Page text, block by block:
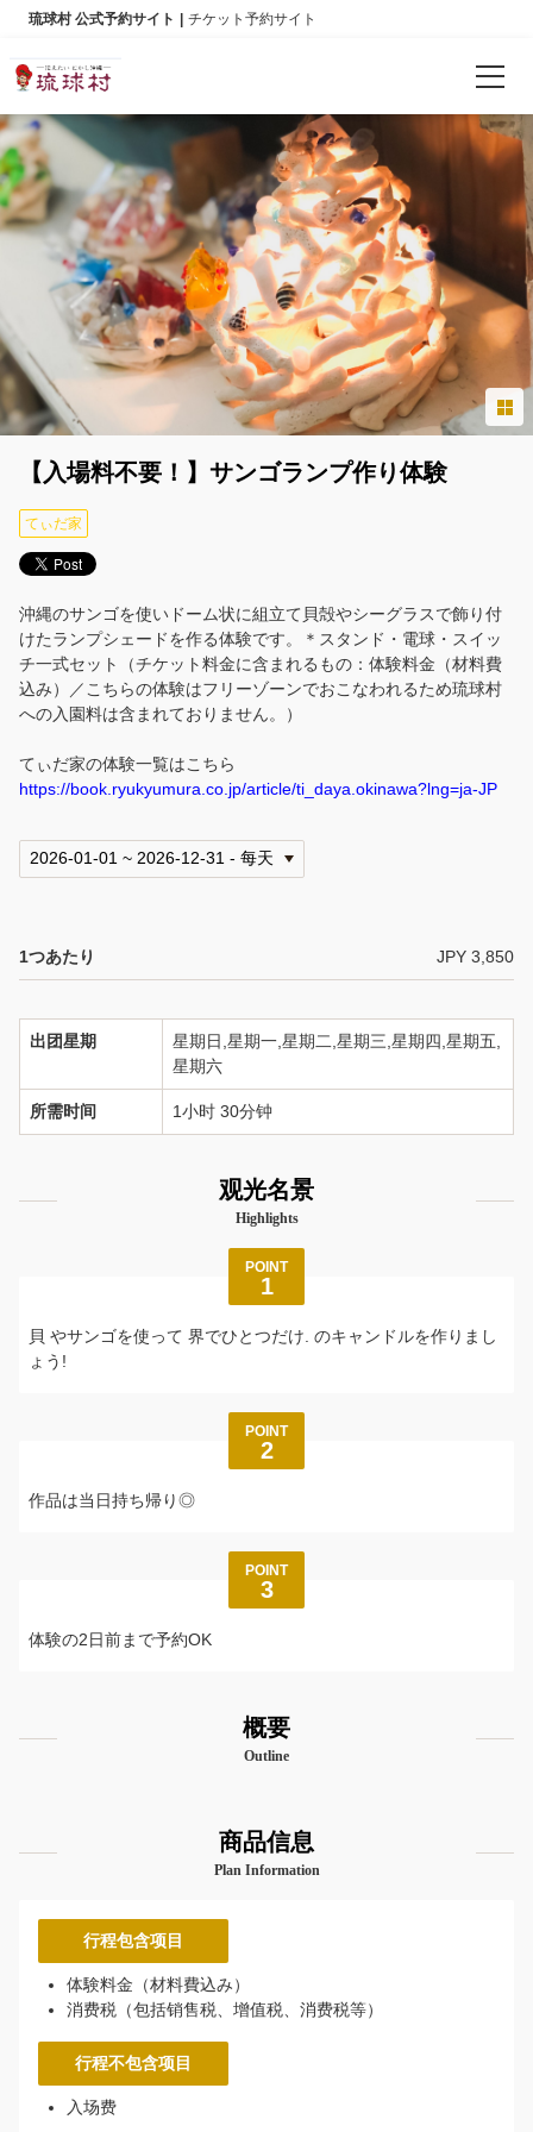
琉球村 公式予約サイト チケット予約サイト
确认预订
语言
日本語
한국어
简体中文
【入場料不要！】サンゴランプ作り体験
てぃだ家
沖縄のサンゴを使いドーム状に組立て貝殻やシーグラスで飾り付
けたランプシェードを作る体験です。＊スタンド・電球・スイッ
チ一式セット（チケット料金に含まれるもの：体験料金（材料費
込み）／こちらの体験はフリーゾーンでおこなわれるため琉球村
への入園料は含まれておりません。）
てぃだ家の体験一覧はこちら
https://book.ryukyumura.co.jp/article/ti_daya.okinawa?lng=ja-JP
1つあたり JPY 3,850
出团星期
星期日,星期一,星期二,星期三,星期四,星期五,
星期六
所需时间 1小时 30分钟
观光名景
Highlights
POINT
1
⾙ やサンゴを使って 界でひとつだけ. のキャンドルを作りまし
ょう!
POINT
2
作品は当日持ち帰り◎
POINT
3
体験の2日前まで予約OK
概要
Outline
商品信息
Plan Information
行程包含项目
体験料金（材料費込み）
消费税（包括销售税、增值税、消费税等）
行程不包含项目
入场费